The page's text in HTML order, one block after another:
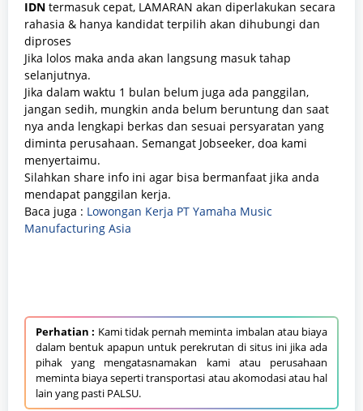
IDN termasuk cepat, LAMARAN akan diperlakukan secara
rahasia & hanya kandidat terpilih akan dihubungi dan
diproses
Jika lolos maka anda akan langsung masuk tahap
selanjutnya.
Jika dalam waktu 1 bulan belum juga ada panggilan,
jangan sedih, mungkin anda belum beruntung dan saat
nya anda lengkapi berkas dan sesuai persyaratan yang
diminta perusahaan. Semangat Jobseeker, doa kami
menyertaimu.
Silahkan share info ini agar bisa bermanfaat jika anda
mendapat panggilan kerja.
Baca juga : Lowongan Kerja PT Yamaha Music
Manufacturing Asia
Perhatian : Kami tidak pernah meminta imbalan atau biaya
dalam bentuk apapun untuk perekrutan di situs ini jika ada
pihak yang mengatasnamakan kami atau perusahaan
meminta biaya seperti transportasi atau akomodasi atau hal
lain yang pasti PALSU.